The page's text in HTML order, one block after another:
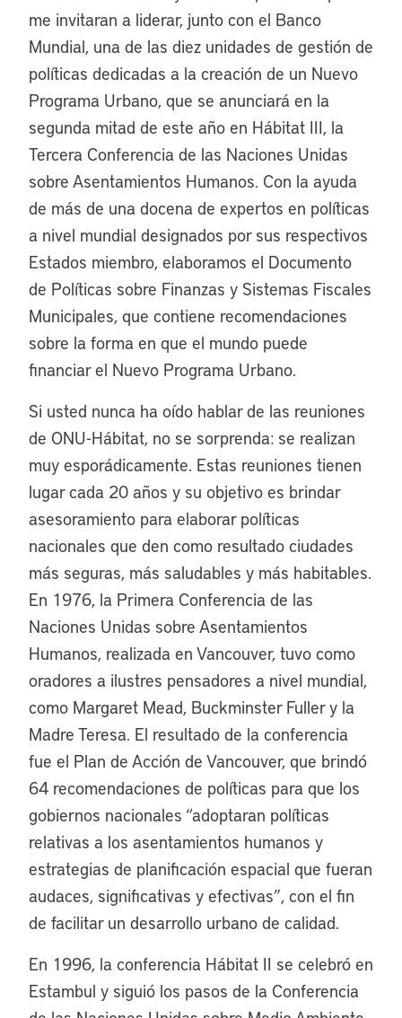
me invitaran a liderar, junto con el Banco
Mundial, una de las diez unidades de gestión de
políticas dedicadas a la creación de un Nuevo
Programa Urbano, que se anunciará en la
segunda mitad de este año en Hábitat III, la
Tercera Conferencia de las Naciones Unidas
sobre Asentamientos Humanos. Con la ayuda
de más de una docena de expertos en políticas
a nivel mundial designados por sus respectivos
Estados miembro, elaboramos el Documento
de Políticas sobre Finanzas y Sistemas Fiscales
Municipales, que contiene recomendaciones
sobre la forma en que el mundo puede
financiar el Nuevo Programa Urbano.
Si usted nunca ha oído hablar de las reuniones
de ONU-Hábitat, no se sorprenda: se realizan
muy esporádicamente. Estas reuniones tienen
lugar cada 20 años y su objetivo es brindar
asesoramiento para elaborar políticas
nacionales que den como resultado ciudades
más seguras, más saludables y más habitables.
En 1976, la Primera Conferencia de las
Naciones Unidas sobre Asentamientos
Humanos, realizada en Vancouver, tuvo como
oradores a ilustres pensadores a nivel mundial,
como Margaret Mead, Buckminster Fuller y la
Madre Teresa. El resultado de la conferencia
fue el Plan de Acción de Vancouver, que brindó
64 recomendaciones de políticas para que los
gobiernos nacionales “adoptaran políticas
relativas a los asentamientos humanos y
estrategias de planificación espacial que fueran
audaces, significativas y efectivas”, con el fin
de facilitar un desarrollo urbano de calidad.
En 1996, la conferencia Hábitat II se celebró en
Estambul y siguió los pasos de la Conferencia